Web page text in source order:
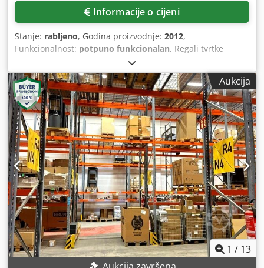
Informacije o cijeni
Stanje: rabljeno, Godina proizvodnje: 2012,
Funkcionalnost: potpuno funkcionalan, Regali tvrtke
Jungheinrich Okviri: 15 komada MX630N, visina oko 9 m
Dedpfx Amozc Ihyohewa Traverse: 48 kom – 3300
GNA165x50 Traverse: 48 kom – 3300 GN100x41 Traverse: 8
kom – 2250 GN85x41 Poželjna kupnja s demontažom.
Aukcija
1 / 13